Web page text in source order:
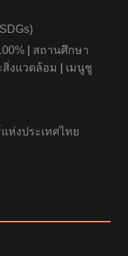
สถานศึกษา
งแวดล้อม
เมนูชู
งประเทศไทย